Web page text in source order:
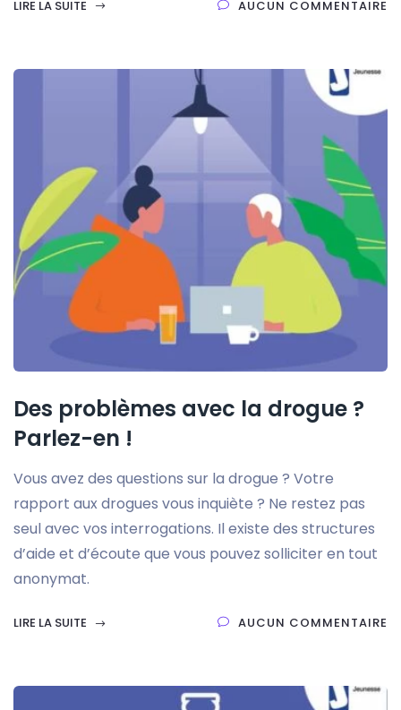
LIRE LA SUITE AUCUN COMMENTAIRE
Des problèmes avec la drogue ?
Parlez-en !
Vous avez des questions sur la drogue ? Votre
rapport aux drogues vous inquiète ? Ne restez pas
seul avec vos interrogations. Il existe des structures
d’aide et d’écoute que vous pouvez solliciter en tout
anonymat.
LIRE LA SUITE AUCUN COMMENTAIRE